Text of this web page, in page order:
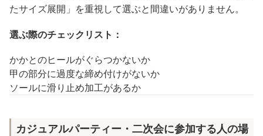
たサイズ展開」を重視して選ぶと間違いがありません。
選ぶ際のチェックリスト：
かかとのヒールがぐらつかないか
甲の部分に過度な締め付けがないか
ソールに滑り止め加工があるか
カジュアルパーティー・二次会に参加する人の場